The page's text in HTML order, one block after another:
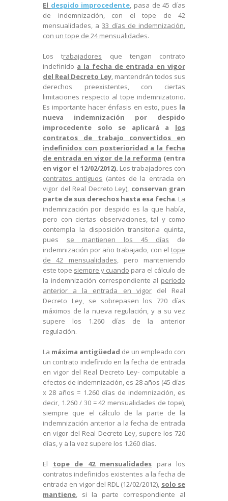
El despido improcedente, pasa de 45 días
de indemnización, con el tope de 42
mensualidades, a33 días de indemnización,
con un tope de 24 mensualidades.
Los trabajadores que tengan contrato
indefinido a la fecha de entrada en vigor
del Real Decreto Ley, mantendrán todos sus
derechos preexistentes, con ciertas
limitaciones respecto al tope indemnizatorio.
Es importante hacer énfasis en esto, pues la
nueva indemnización por despido
improcedente solo se aplicará a los
contratos de trabajo convertidos en
indefinidos con posterioridad a la fecha
de entrada en vigor de la reforma (entra
en vigor el 12/02/2012). Los trabajadores con
contratos antiguos (antes de la entrada en
vigor del Real Decreto Ley), conservan gran
parte de sus derechos hasta esa fecha. La
indemnización por despido es la que había,
pero con ciertas observaciones, tal y como
contempla la disposición transitoria quinta,
pues se mantienen los 45 días de
indemnización por año trabajado, con el tope
de 42 mensualidades, pero manteniendo
este tope siempre y cuando para el cálculo de
la indemnización correspondiente al periodo
anterior a la entrada en vigordel Real
Decreto Ley, se sobrepasen los 720 días
máximos de la nueva regulación, y a su vez
supere los 1.260 días de la anterior
regulación.
La máxima antigüedad de un empleado con
un contrato indefinido en la fecha de entrada
en vigor del Real Decreto Ley- computable a
efectos de indemnización, es 28 años (45 días
x 28 años = 1.260 días de indemnización, es
decir, 1.260 / 30 = 42 mensualidades de tope),
siempre que el cálculo de la parte de la
indemnización anterior a la fecha de entrada
en vigor del Real Decreto Ley, supere los 720
días, y a la vez supere los 1.260 días.
El tope de 42 mensualidades para los
contratos indefinidos existentes a la fecha de
entrada en vigor del RDL (12/02/2012), solo se
mantiene, si la parte correspondiente al